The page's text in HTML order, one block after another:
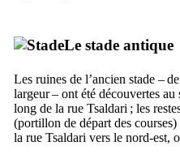
Le stade antique
Les ruines de l’ancien stade –
largeur – ont été découvertes
long de la rue Tsaldari ; les
(portillon de départ des
la rue Tsaldari vers le nord-est,